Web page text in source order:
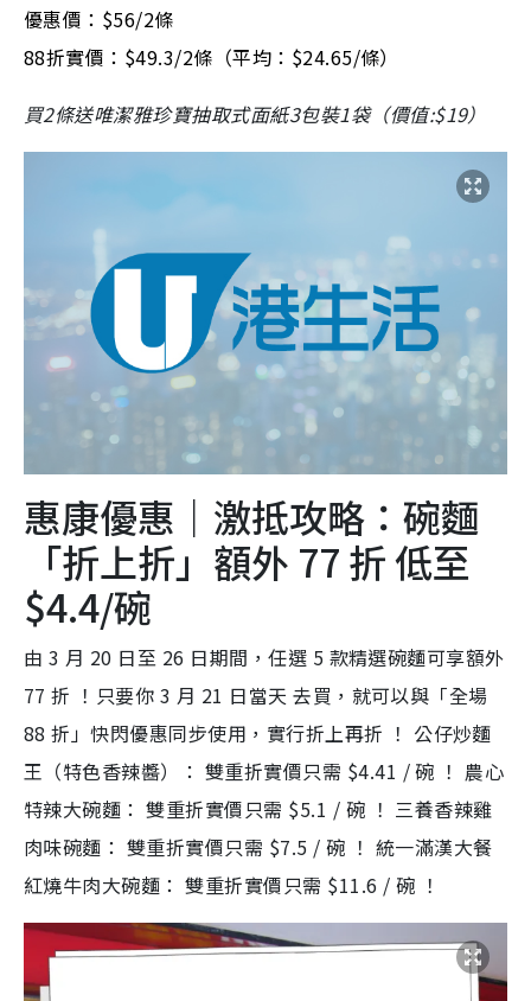
優惠價：$56/2條
88折實價：$49.3/2條（平均：$24.65/條）
買2條送唯潔雅珍寶抽取式面紙3包裝1袋（價值:$19）
惠康優惠｜激抵攻略：碗麵
「折上折」額外 77 折 低至
$4.4/碗
由 3 月 20 日至 26 日期間，任選 5 款精選碗麵可享額外
77 折 ！只要你 3 月 21 日當天 去買，就可以與「全場
88 折」快閃優惠同步使用，實行折上再折 ！ 公仔炒麵
王（特色香辣醬）： 雙重折實價只需 $4.41 / 碗 ！ 農心
特辣大碗麵： 雙重折實價只需 $5.1 / 碗 ！ 三養香辣雞
肉味碗麵： 雙重折實價只需 $7.5 / 碗 ！ 統一滿漢大餐
紅燒牛肉大碗麵： 雙重折實價只需 $11.6 / 碗 ！